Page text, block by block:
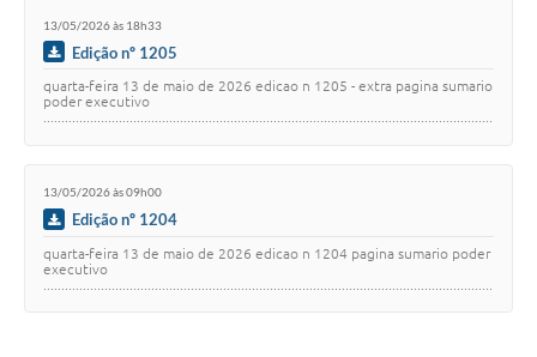
Galeria de Fotos
Contratos
Audiências Públicas
Arquivos para Download
13/05/2026 às 18h33
Edição nº 1205
quarta-feira 13 de maio de 2026 edicao n 1205 - extra pagina sumario
poder executivo
13/05/2026 às 09h00
Edição nº 1204
quarta-feira 13 de maio de 2026 edicao n 1204 pagina sumario poder
executivo